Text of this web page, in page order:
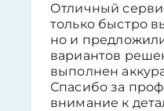
Отличный
только быстро
но и
вариантов
выполнен
Спасибо за
внимание к